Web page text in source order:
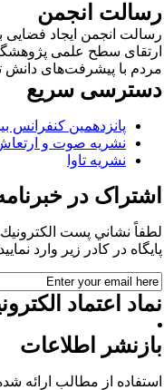
انجمن
انجمن ایجاد فضایی
سطح علمی
با پیشرفت‌های دانش
سریع
پانزدهمین کنفرانس
نشریه صوت و ارتعاش
نشریه تاوا
در خبرنامه
نشاني پست الكترونيك
در كادر زير وارد نمایید.
اعتماد
اطلاعات
از مطالب ارائه شده